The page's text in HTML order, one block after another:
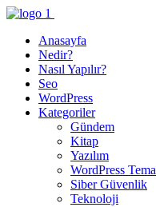
Anasayfa
Nedir?
Nasıl Yapılır?
Seo
WordPress
Kategoriler
Gündem
Kitap
Yazılım
WordPress Tema
Siber Güvenlik
Teknoloji